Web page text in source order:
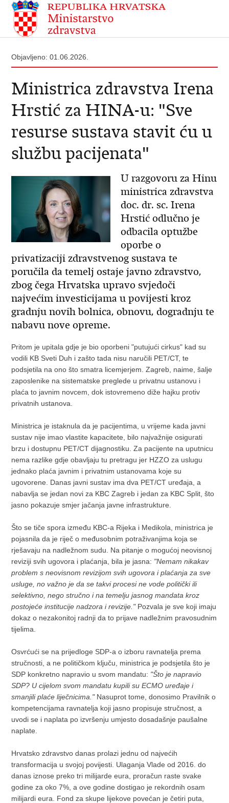
Objavljeno: 01.06.2026.
Ministrica zdravstva Irena
Hrstić za HINA-u: "Sve
resurse sustava stavit ću u
službu pacijenata"
U razgovoru za Hinu
ministrica zdravstva
doc. dr. sc. Irena
Hrstić odlučno je
odbacila optužbe
oporbe o
privatizaciji zdravstvenog sustava te
poručila da temelj ostaje javno zdravstvo,
zbog čega Hrvatska upravo svjedoči
najvećim investicijama u povijesti kroz
gradnju novih bolnica, obnovu, dogradnju te
nabavu nove opreme.
Pritom je upitala gdje je bio oporbeni "putujući cirkus" kad su
vodili KB Sveti Duh i zašto tada nisu naručili PET/CT, te
podsjetila na ono što smatra licemjerjem. Zagreb, naime, šalje
zaposlenike na sistematske preglede u privatnu ustanovu i
plaća to javnim novcem, dok istovremeno diže hajku protiv
privatnih ustanova.
Ministrica je istaknula da je pacijentima, u vrijeme kada javni
sustav nije imao vlastite kapacitete, bilo najvažnije osigurati
brzu i dostupnu PET/CT dijagnostiku. Za pacijente na uputnicu
nema razlike gdje obavljaju tu pretragu jer HZZO za uslugu
jednako plaća javnim i privatnim ustanovama koje su
ugovorene. Danas javni sustav ima dva PET/CT uređaja, a
nabavlja se jedan novi za KBC Zagreb i jedan za KBC Split, što
jasno pokazuje smjer jačanja javne infrastrukture.
Što se tiče spora između KBC-a Rijeka i Medikola, ministrica je
pojasnila da je riječ o međusobnim potraživanjima koja se
rješavaju na nadležnom sudu. Na pitanje o mogućoj neovisnoj
reviziji svih ugovora i plaćanja, bila je jasna: "Nemam nikakav
problem s neovisnom revizijom svih ugovora i plaćanja za sve
usluge, no važno je da se takvi procesi ne vode politički ili
selektivno, nego stručno i na temelju jasnog mandata kroz
postojeće institucije nadzora i revizije."Pozvala je sve koji imaju
dokaz o nezakonitoj radnji da to prijave nadležnim pravosudnim
tijelima.
Osvrćući se na prijedloge SDP-a o izboru ravnatelja prema
stručnosti, a ne političkom ključu, ministrica je podsjetila što je
SDP konkretno napravio u svom mandatu: "Što je napravio
SDP? U cijelom svom mandatu kupili su ECMO uređaje i
smanjili plaće liječnicima." Nasuprot tome, donosimo Pravilnik o
kompetencijama ravnatelja koji jasno propisuje stručnost, a
uvodi se i naplata po izvršenju umjesto dosadašnje paušalne
naplate.
Hrvatsko zdravstvo danas prolazi jednu od najvećih
transformacija u svojoj povijesti. Ulaganja Vlade od 2016. do
danas iznose preko tri milijarde eura, proračun raste svake
godine za oko 7%, a ove godine dostigao je rekordnih osam
milijardi eura. Fond za skupe lijekove povećan je četiri puta,